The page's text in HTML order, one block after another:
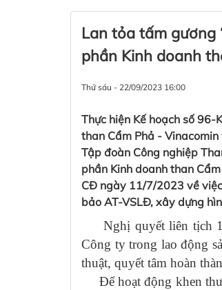
Lan tỏa tấm gương
phần Kinh doanh
Thứ sáu - 22/09/2023 16:00
Thực hiện Kế hoạch số
than Cẩm Phả -
Tập đoàn Công nghiệp
phần Kinh doanh than
CĐ ngày 11/7/2023 về
bảo AT-VSLĐ, xây dựng
Nghị quyết liên tịch
Công ty trong lao động
thuật, quyết tâm hoàn
Để hoạt động khen